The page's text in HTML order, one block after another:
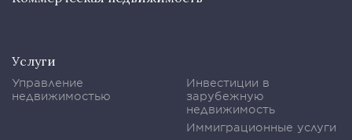
Услуги
Управление
недвижимостью
Инвестиции в
зарубежную
недвижимость
Иммиграционные услуги